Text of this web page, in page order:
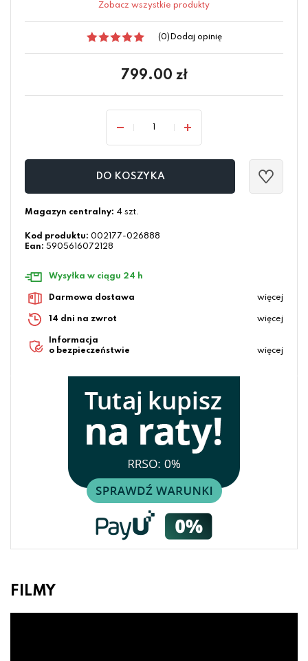
Zobacz wszystkie produkty
(0) Dodaj opinię
799.00 zł
DO KOSZYKA
Magazyn centralny: 4 szt.
Kod produktu: 002177-026888
Ean: 5905616072128
Wysyłka w ciągu 24 h
Darmowa dostawa więcej
14 dni na zwrot więcej
Informacja
o bezpieczeństwie
więcej
FILMY